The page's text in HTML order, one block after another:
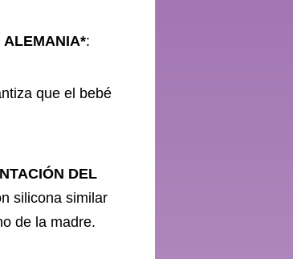
ALEMANIA*:
que el bebé
DEL
silicona similar
de la madre.